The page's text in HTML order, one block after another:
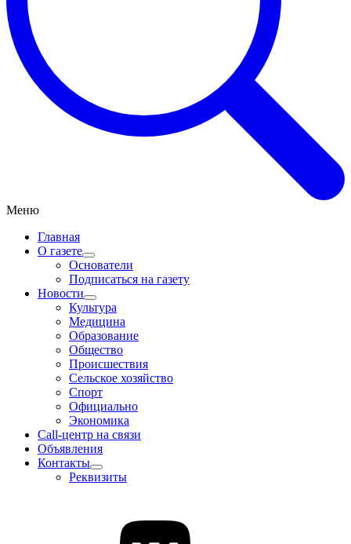
Меню
Главная
О газете
Основатели
Подписаться на газету
Новости
Культура
Медицина
Образование
Общество
Происшествия
Сельское хозяйство
Спорт
Официально
Экономика
Call-центр на связи
Объявления
Контакты
Реквизиты